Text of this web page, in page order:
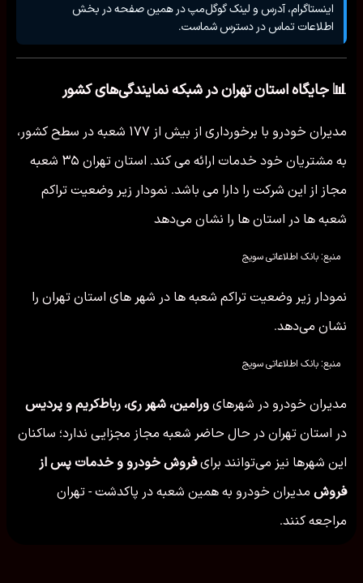
اینستاگرام، آدرس و لینک گوگل‌مپ در همین صفحه در بخش
اطلاعات تماس در دسترس شماست.
📊 جایگاه استان تهران در شبکه نمایندگی‌های کشور
مدیران خودرو با برخورداری از بیش از ۱۷۷ شعبه در سطح کشور،
به مشتریان خود خدمات ارائه می کند. استان تهران ۳۵ شعبه
مجاز از این شرکت را دارا می باشد. نمودار زیر وضعیت تراکم
شعبه ها در استان ها را نشان می‌دهد
منبع: بانک اطلاعاتی سویج
نمودار زیر وضعیت تراکم شعبه ها در شهر های استان تهران را
نشان می‌دهد.
منبع: بانک اطلاعاتی سویج
مدیران خودرو در شهرهای ورامین، شهر ری، رباط‌كریم و پردیس
در استان تهران در حال حاضر شعبه مجاز مجزایی ندارد؛ ساکنان
این شهرها نیز می‌توانند برایفروش خودرو و خدمات پس از
فروش مدیران خودرو به همین شعبه در پاكدشت - تهران
مراجعه کنند.